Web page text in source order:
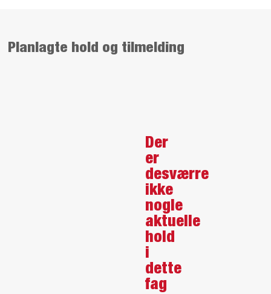
Planlagte hold og tilmelding
Der
er
desværre
ikke
nogle
aktuelle
hold
i
dette
fag